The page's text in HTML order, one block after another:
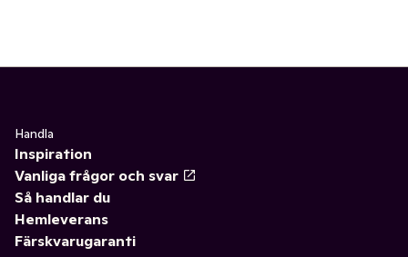
Handla
Inspiration
Vanliga frågor och svar
Så handlar du
Hemleverans
Färskvarugaranti